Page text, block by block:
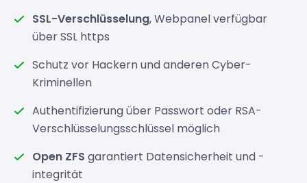
SSL-Verschlüsselung, Webpanel verfügbar
über SSL https
Schutz vor Hackern und anderen Cyber-
Kriminellen
Authentifizierung über Passwort oder RSA-
Verschlüsselungsschlüssel möglich
Open ZFS garantiert Datensicherheit und -
integrität